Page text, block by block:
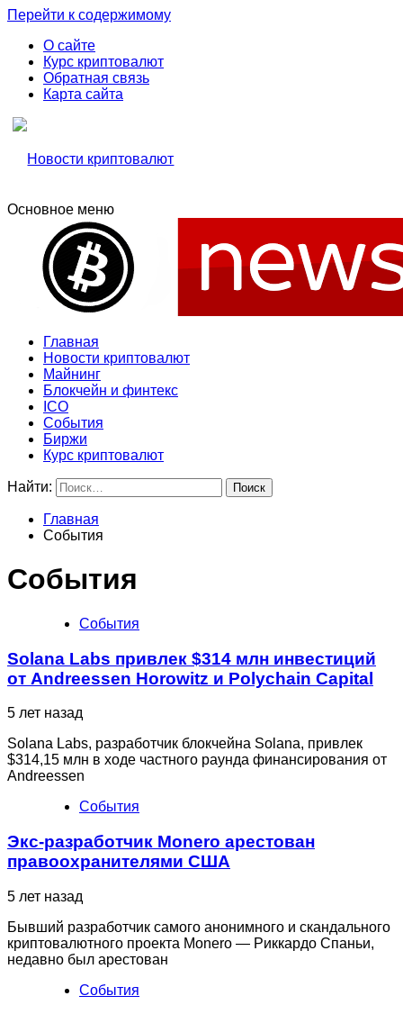
Перейти к содержимому
О сайте
Курс криптовалют
Обратная связь
Карта сайта
Новости криптовалют
Свежие новости криптовалюти, прогнозы, обзоры бирж
Основное меню
Новости криптовалют
Главная
Новости криптовалют
Майнинг
Блокчейн и финтекс
ICO
События
Биржи
Курс криптовалют
Найти:
Главная
События
События
События
Solana Labs привлек $314 млн инвестиций
от Andreessen Horowitz и Polychain Capital
5 лет назад
Solana Labs, разработчик блокчейна Solana, привлек
$314,15 млн в ходе частного раунда финансирования от
Andreessen
События
Экс-разработчик Monero арестован
правоохранителями США
5 лет назад
Бывший разработчик самого анонимного и скандального
криптовалютного проекта Monero — Риккардо Спаньи,
недавно был арестован
События